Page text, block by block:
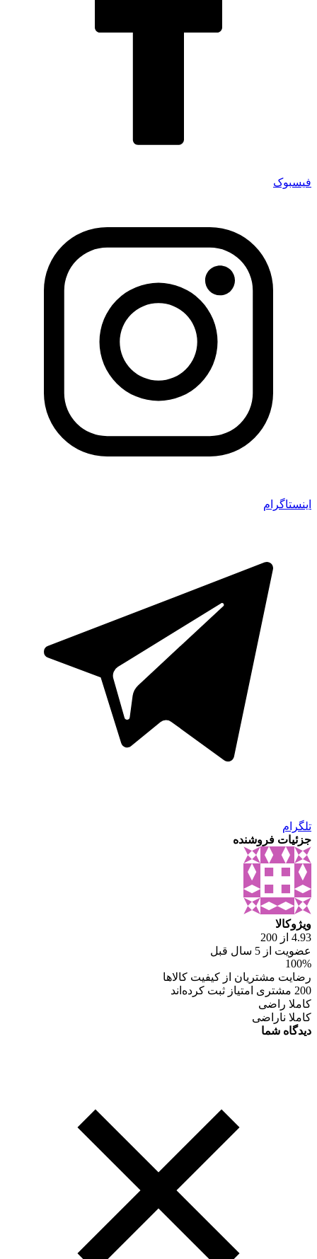
فیسبوک
اینستاگرام
تلگرام
جزئیات فروشنده
ویژوکالا
4.93 از 200
عضویت از 5 سال قبل
100%
رضایت مشتریان از کیفیت کالاها
200 مشتری امتیاز ثبت کرده‌اند
کاملا راضی
کاملا ناراضی
دیدگاه شما